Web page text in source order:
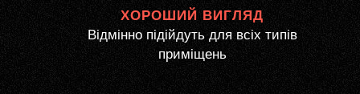
ХОРОШИЙ ВИГЛЯД
Відмінно підійдуть для всіх типів
приміщень